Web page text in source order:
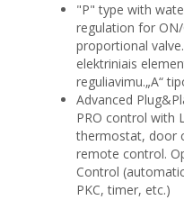
"P" type with
regulation for
proportional
elektriniais
reguliavimu.„A“
Advanced
PRO control with
thermostat, door
remote control.
Control
PKC, timer, etc.)